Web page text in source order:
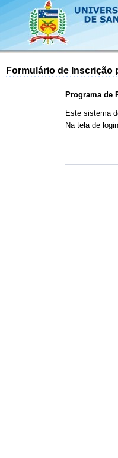
Formulário de Inscrição
Programa de
Este sistema
Na tela de